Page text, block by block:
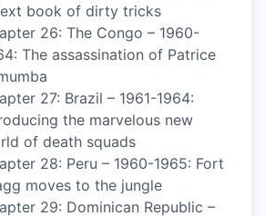
book of dirty tricks
26: The Congo – 1960-
The assassination of Patrice
27: Brazil – 1961-1964:
the marvelous new
of death squads
28: Peru – 1960-1965: Fort
moves to the jungle
29: Dominican Republic –